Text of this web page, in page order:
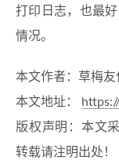
打印日志，也最
情况。
本文作者：草梅友
本文地址：
版权声明：本文
转载请注明出处！